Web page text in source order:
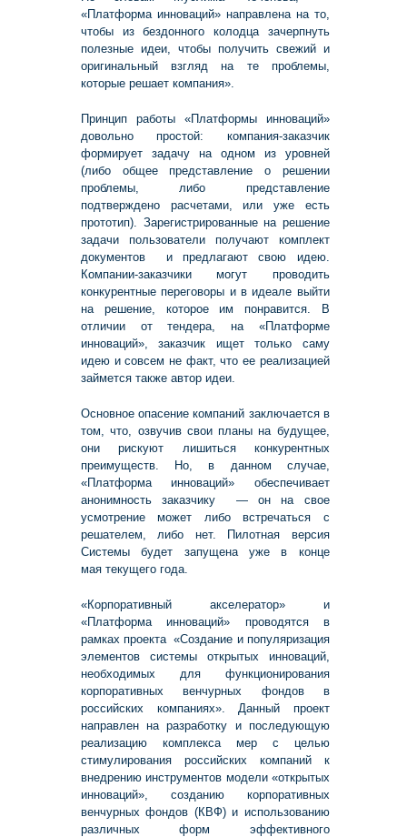
«Платформа инноваций» направлена на то,
чтобы из бездонного колодца зачерпнуть
полезные идеи, чтобы получить свежий и
оригинальный взгляд на те проблемы,
которые решает компания».
Принцип работы «Платформы инноваций»
довольно простой: компания-заказчик
формирует задачу на одном из уровней
(либо общее представление о решении
проблемы, либо представление
подтверждено расчетами, или уже есть
прототип). Зарегистрированные на решение
задачи пользователи получают комплект
документов и предлагают свою идею.
Компании-заказчики могут проводить
конкурентные переговоры и в идеале выйти
на решение, которое им понравится. В
отличии от тендера, на «Платформе
инноваций», заказчик ищет только саму
идею и совсем не факт, что ее реализацией
займется также автор идеи.
Основное опасение компаний заключается в
том, что, озвучив свои планы на будущее,
они рискуют лишиться конкурентных
преимуществ. Но, в данном случае,
«Платформа инноваций» обеспечивает
анонимность заказчику — он на свое
усмотрение может либо встречаться с
решателем, либо нет. Пилотная версия
Системы будет запущена уже в конце
мая текущего года.
«Корпоративный акселератор» и
«Платформа инноваций» проводятся в
рамках проекта «Создание и популяризация
элементов системы открытых инноваций,
необходимых для функционирования
корпоративных венчурных фондов в
российских компаниях». Данный проект
направлен на разработку и последующую
реализацию комплекса мер с целью
стимулирования российских компаний к
внедрению инструментов модели «открытых
инноваций», созданию корпоративных
венчурных фондов (КВФ) и использованию
различных форм эффективного